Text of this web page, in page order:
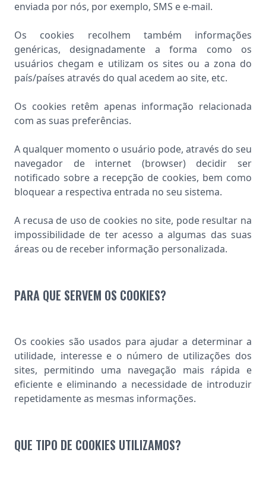
enviada por nós, por exemplo, SMS e e-mail.
Os cookies recolhem também informações
genéricas, designadamente a forma como os
usuários chegam e utilizam os sites ou a zona do
país/países através do qual acedem ao site, etc.
Os cookies retêm apenas informação relacionada
com as suas preferências.
A qualquer momento o usuário pode, através do seu
navegador de internet (browser) decidir ser
notificado sobre a recepção de cookies, bem como
bloquear a respectiva entrada no seu sistema.
A recusa de uso de cookies no site, pode resultar na
impossibilidade de ter acesso a algumas das suas
áreas ou de receber informação personalizada.
PARA QUE SERVEM OS COOKIES?
Os cookies são usados para ajudar a determinar a
utilidade, interesse e o número de utilizações dos
sites, permitindo uma navegação mais rápida e
eficiente e eliminando a necessidade de introduzir
repetidamente as mesmas informações.
QUE TIPO DE COOKIES UTILIZAMOS?